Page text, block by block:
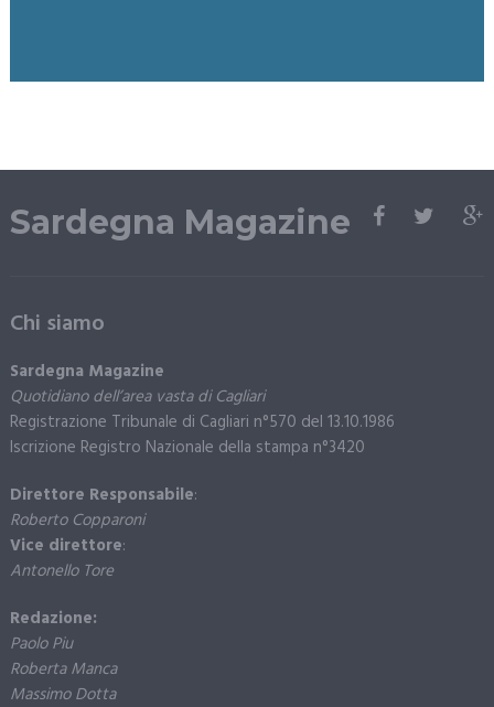
Sardegna Magazine
Chi siamo
Sardegna Magazine
Quotidiano dell’area vasta di Cagliari
Registrazione Tribunale di Cagliari n°570 del 13.10.1986
Iscrizione Registro Nazionale della stampa n°3420
Direttore Responsabile:
Roberto Copparoni
Vice direttore:
Antonello Tore
Redazione:
Paolo Piu
Roberta Manca
Massimo Dotta